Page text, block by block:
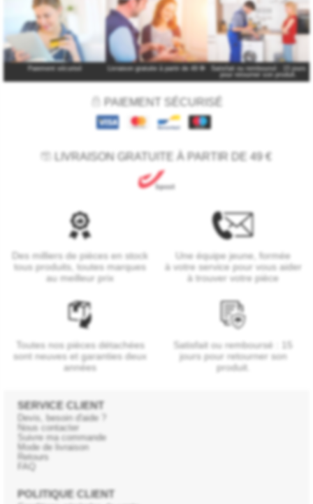
Paiement sécurisé Livraison gratuite à partir de 49 €*
Satisfait ou remboursé : 15 jours
pour retourner son produit.
PAIEMENT SÉCURISÉ
LIVRAISON GRATUITE À PARTIR DE 49 €
Des milliers de pièces en stock
tous produits, toutes marques
au meilleur prix
Une équipe jeune, formée
à votre service pour vous aider
à trouver votre pièce
Toutes nos pièces détachées
sont neuves et garanties deux
années
Satisfait ou remboursé : 15
jours pour retourner son
produit.
SERVICE CLIENT
Devis, besoin d'aide ?
Nous contacter
Suivre ma commande
Mode de livraison
Retours
FAQ
POLITIQUE CLIENT